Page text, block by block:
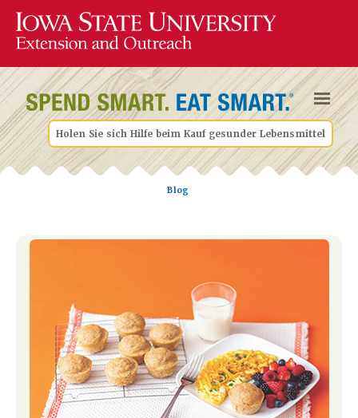
Holen Sie sich Hilfe beim Kauf gesunder Lebensmittel
Blog